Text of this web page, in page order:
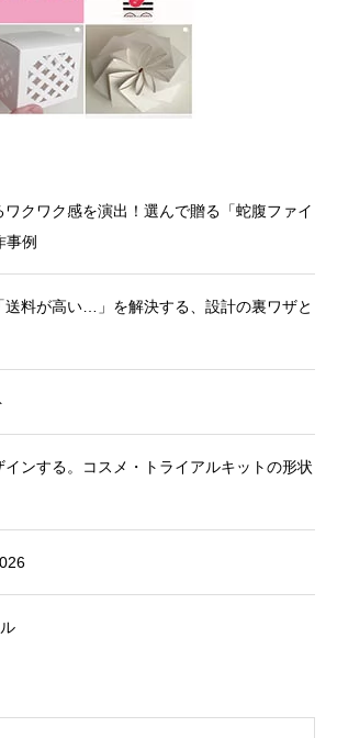
ワクワク感を演出！選んで贈る「蛇腹ファイ
事例
送料が高い…」を解決する、設計の裏ワザと
インする。コスメ・トライアルキットの形状